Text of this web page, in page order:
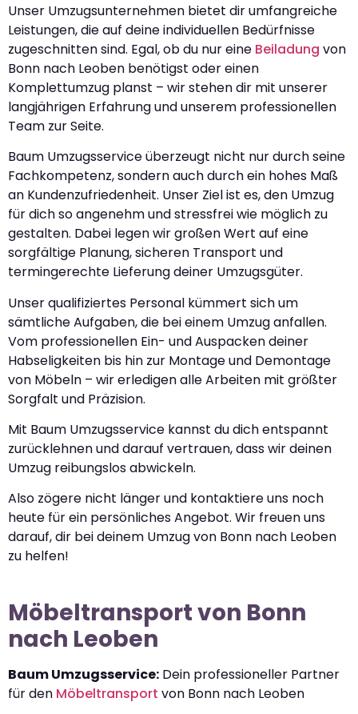
Unser Umzugsunternehmen bietet dir umfangreiche
Leistungen, die auf deine individuellen Bedürfnisse
zugeschnitten sind. Egal, ob du nur eine Beiladung von
Bonn nach Leoben benötigst oder einen
Komplettumzug planst – wir stehen dir mit unserer
langjährigen Erfahrung und unserem professionellen
Team zur Seite.
Baum Umzugsservice überzeugt nicht nur durch seine
Fachkompetenz, sondern auch durch ein hohes Maß
an Kundenzufriedenheit. Unser Ziel ist es, den Umzug
für dich so angenehm und stressfrei wie möglich zu
gestalten. Dabei legen wir großen Wert auf eine
sorgfältige Planung, sicheren Transport und
termingerechte Lieferung deiner Umzugsgüter.
Unser qualifiziertes Personal kümmert sich um
sämtliche Aufgaben, die bei einem Umzug anfallen.
Vom professionellen Ein- und Auspacken deiner
Habseligkeiten bis hin zur Montage und Demontage
von Möbeln – wir erledigen alle Arbeiten mit größter
Sorgfalt und Präzision.
Mit Baum Umzugsservice kannst du dich entspannt
zurücklehnen und darauf vertrauen, dass wir deinen
Umzug reibungslos abwickeln.
Also zögere nicht länger und kontaktiere uns noch
heute für ein persönliches Angebot. Wir freuen uns
darauf, dir bei deinem Umzug von Bonn nach Leoben
zu helfen!
Möbeltransport von Bonn
nach Leoben
Baum Umzugsservice: Dein professioneller Partner
für den Möbeltransport von Bonn nach Leoben